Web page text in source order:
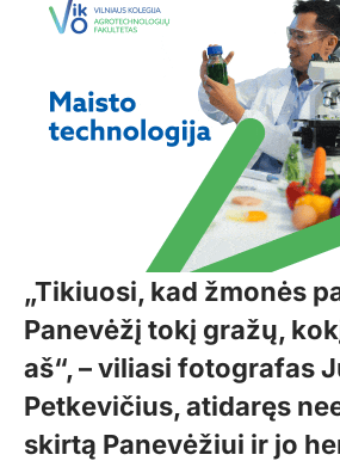
„Tikiuosi, kad žmonės
Panevėžį tokį gražų,
aš“, – viliasi fotografas
Petkevičius, atidaręs
skirtą Panevėžiui ir jo